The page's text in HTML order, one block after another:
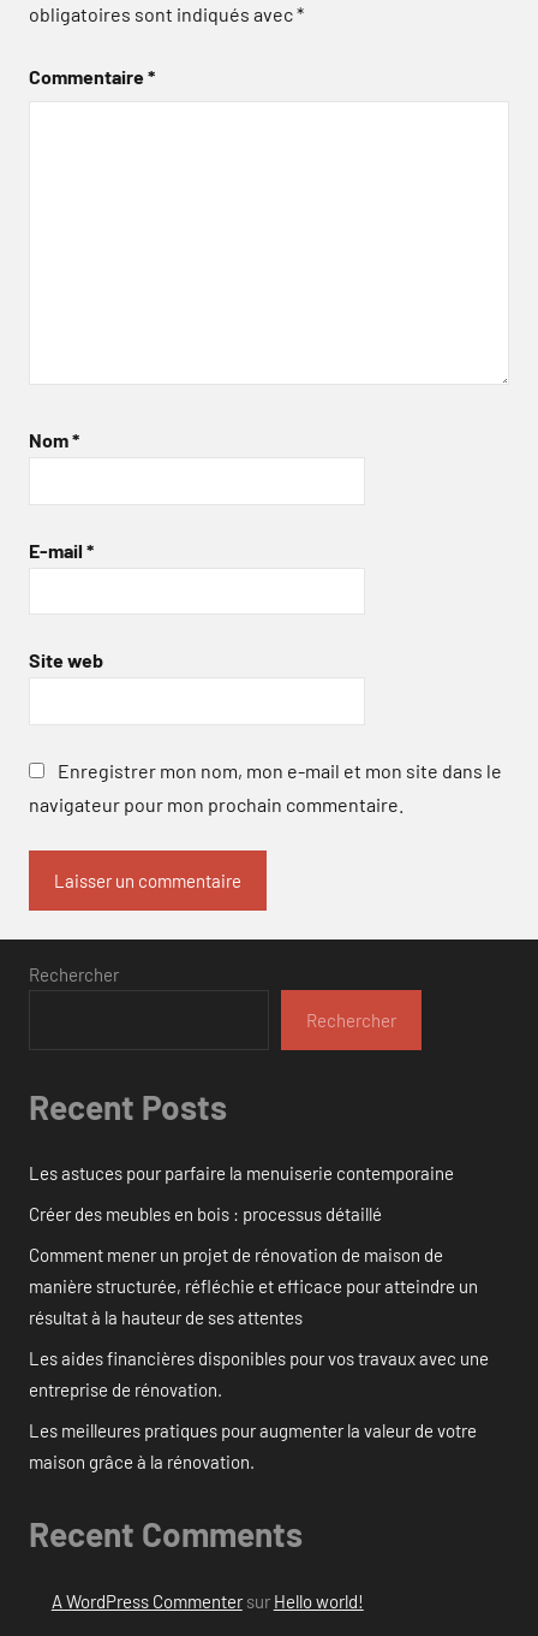
obligatoires sont indiqués avec*
Commentaire*
Nom*
E-mail *
Site web
Enregistrer mon nom, mon e-mail et mon site dans le
navigateur pour mon prochain commentaire.
Rechercher
Rechercher
Recent Posts
Les astuces pour parfaire la menuiserie contemporaine
Créer des meubles en bois : processus détaillé
Comment mener un projet de rénovation de maison de
manière structurée, réfléchie et efficace pour atteindre un
résultat à la hauteur de ses attentes
Les aides financières disponibles pour vos travaux avec une
entreprise de rénovation.
Les meilleures pratiques pour augmenter la valeur de votre
maison grâce à la rénovation.
Recent Comments
A WordPress Commentersur Hello world!